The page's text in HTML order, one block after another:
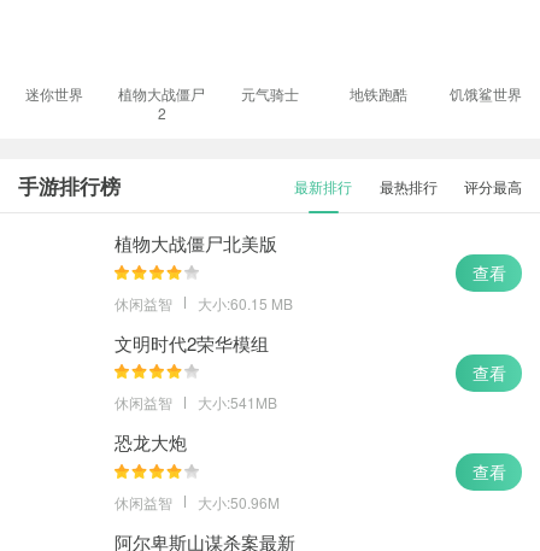
迷你世界
植物大战僵尸
2
元气骑士 地铁跑酷 饥饿鲨世界
手游排行榜 最新排行 最热排行 评分最高
植物大战僵尸北美版
休闲益智 大小:60.15 MB
查看
文明时代2荣华模组
休闲益智 大小:541MB
查看
恐龙大炮
休闲益智 大小:50.96M
查看
阿尔卑斯山谋杀案最新